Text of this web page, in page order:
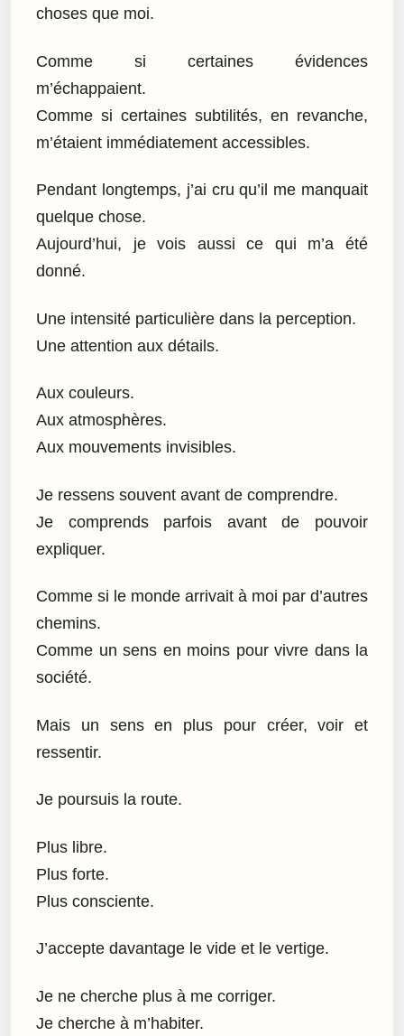
choses que moi.
Comme si certaines évidences
m’échappaient.
Comme si certaines subtilités, en revanche,
m’étaient immédiatement accessibles.
Pendant longtemps, j’ai cru qu’il me manquait
quelque chose.
Aujourd’hui, je vois aussi ce qui m’a été
donné.
Une intensité particulière dans la perception.
Une attention aux détails.
Aux couleurs.
Aux atmosphères.
Aux mouvements invisibles.
Je ressens souvent avant de comprendre.
Je comprends parfois avant de pouvoir
expliquer.
Comme si le monde arrivait à moi par d’autres
chemins.
Comme un sens en moins pour vivre dans la
société.
Mais un sens en plus pour créer, voir et
ressentir.
Je poursuis la route.
Plus libre.
Plus forte.
Plus consciente.
J’accepte davantage le vide et le vertige.
Je ne cherche plus à me corriger.
Je cherche à m’habiter.